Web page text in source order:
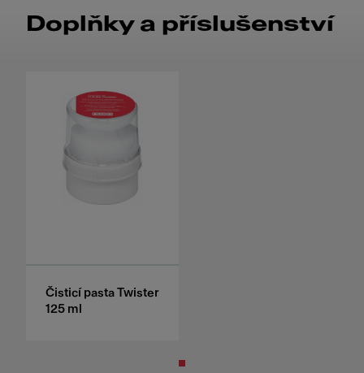
Doplňky a příslušenství
Čisticí pasta Twister
125 ml